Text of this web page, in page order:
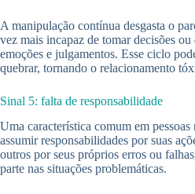
A manipulação contínua desgasta o
vez mais incapaz de tomar decisões
emoções e julgamentos. Esse ciclo
quebrar, tornando o relacionamento
Sinal 5: falta de responsabilidade
Uma característica comum em
assumir responsabilidades por suas
outros por seus próprios erros ou
parte nas situações problemáticas.